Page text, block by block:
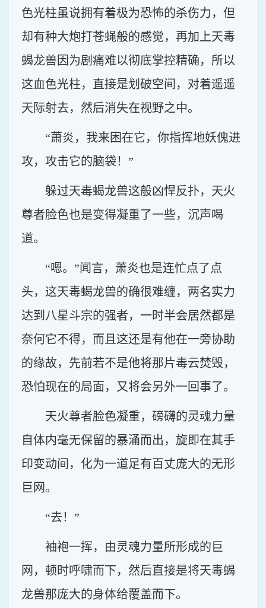
色光柱虽说拥有着极为恐怖的杀伤力，但
却有种大炮打苍蝇般的感觉，再加上天毒
蝎龙兽因为剧痛难以彻底掌控精确，所以
这血色光柱，直接是划破空间，对着遥遥
天际射去，然后消失在视野之中。
“萧炎，我来困在它，你指挥地妖傀进
攻，攻击它的脑袋！”
躲过天毒蝎龙兽这般凶悍反扑，天火
尊者脸色也是变得凝重了一些，沉声喝
道。
“嗯。”闻言，萧炎也是连忙点了点
头，这天毒蝎龙兽的确很难缠，两名实力
达到八星斗宗的强者，一时半会居然都是
奈何它不得，而且这还是有他在一旁协助
的缘故，先前若不是他将那片毒云焚毁，
恐怕现在的局面，又将会另外一回事了。
天火尊者脸色凝重，磅礴的灵魂力量
自体内毫无保留的暴涌而出，旋即在其手
印变动间，化为一道足有百丈庞大的无形
巨网。
“去！”
袖袍一挥，由灵魂力量所形成的巨
网，顿时呼啸而下，然后直接是将天毒蝎
龙兽那庞大的身体给覆盖而下。